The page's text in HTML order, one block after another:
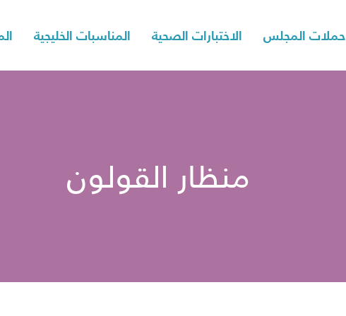
حملات المجلس الاختبارات الصحية المناسبات الخليجية
منظار القولون